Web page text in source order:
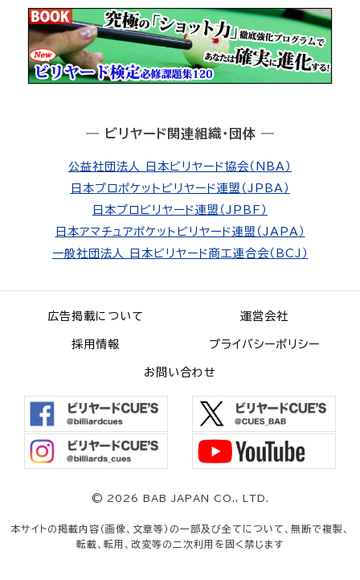
― ビリヤード関連組織・団体 ―
公益社団法人 日本ビリヤード協会（NBA）
日本プロポケットビリヤード連盟（JPBA）
日本プロビリヤード連盟（JPBF）
日本アマチュアポケットビリヤード連盟（JAPA）
一般社団法人 日本ビリヤード商工連合会（BCJ）
広告掲載について 運営会社
採用情報 プライバシーポリシー
お問い合わせ
© 2026 BAB JAPAN CO., LTD.
本サイトの掲載内容（画像、文章等）の一部及び全てについて、無断で複製、
転載、転用、改変等の二次利用を固く禁じます